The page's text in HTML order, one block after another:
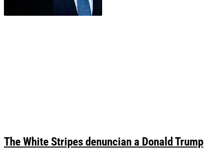
The White Stripes denuncian a Donald Trump